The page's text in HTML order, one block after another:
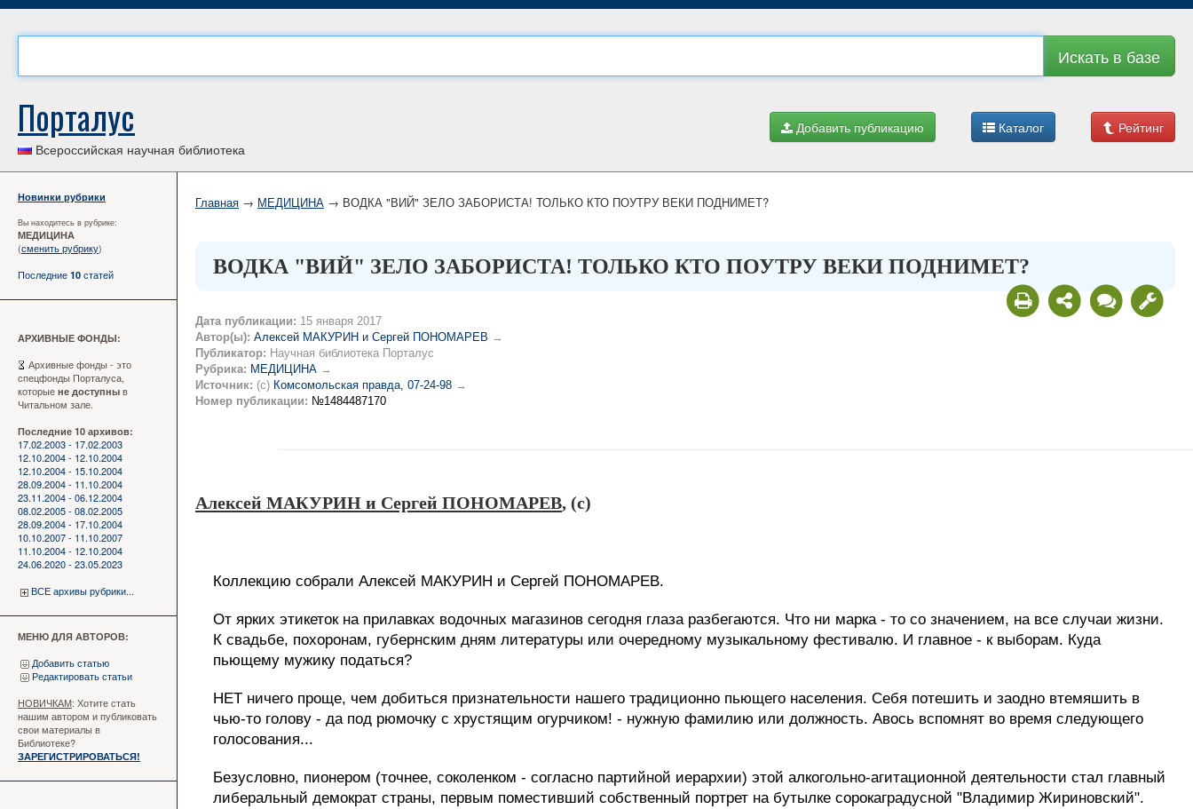
Искать в базе
Рейтинг
Каталог
Добавить публикацию
Порталус
Всероссийская научная библиотека
Новинки рубрики
Вы находитесь в рубрике:
МЕДИЦИНА
(сменить рубрику)
Последние 10 статей
АРХИВНЫЕ ФОНДЫ:
Архивные фонды - это
спецфонды Порталуса,
которые не доступны в
Читальном зале.
Последние 10 архивов:
17.02.2003 - 17.02.2003
12.10.2004 - 12.10.2004
12.10.2004 - 15.10.2004
28.09.2004 - 11.10.2004
23.11.2004 - 06.12.2004
08.02.2005 - 08.02.2005
28.09.2004 - 17.10.2004
10.10.2007 - 11.10.2007
11.10.2004 - 12.10.2004
24.06.2020 - 23.05.2023
ВСЕ архивы рубрики...
МЕНЮ ДЛЯ АВТОРОВ:
Добавить статью
Редактировать статьи
НОВИЧКАМ: Хотите стать
нашим автором и публиковать
свои материалы в
Библиотеке?
ЗАРЕГИСТРИРОВАТЬСЯ!
Главная → МЕДИЦИНА → ВОДКА "ВИЙ" ЗЕЛО ЗАБОРИСТА! ТОЛЬКО КТО ПОУТРУ ВЕКИ ПОДНИМЕТ?
ВОДКА "ВИЙ" ЗЕЛО ЗАБОРИСТА! ТОЛЬКО КТО ПОУТРУ ВЕКИ ПОДНИМЕТ?
Дата публикации: 15 января 2017
Автор(ы): Алексей МАКУРИН и Сергей ПОНОМАРЕВ →
Публикатор: Научная библиотека Порталус
Рубрика: МЕДИЦИНА →
Источник: (c) Комсомольская правда, 07-24-98 →
Номер публикации: №1484487170
Алексей МАКУРИН и Сергей ПОНОМАРЕВ, (c)
Коллекцию собрали Алексей МАКУРИН и Сергей ПОНОМАРЕВ.
От ярких этикеток на прилавках водочных магазинов сегодня глаза разбегаются. Что ни марка - то со значением, на все случаи жизни.
К свадьбе, похоронам, губернским дням литературы или очередному музыкальному фестивалю. И главное - к выборам. Куда
пьющему мужику податься?
НЕТ ничего проще, чем добиться признательности нашего традиционно пьющего населения. Себя потешить и заодно втемяшить в
чью-то голову - да под рюмочку с хрустящим огурчиком! - нужную фамилию или должность. Авось вспомнят во время следующего
голосования...
Безусловно, пионером (точнее, соколенком - согласно партийной иерархии) этой алкогольно-агитационной деятельности стал главный
либеральный демократ страны, первым поместивший собственный портрет на бутылке сорокаградусной "Владимир Жириновский".